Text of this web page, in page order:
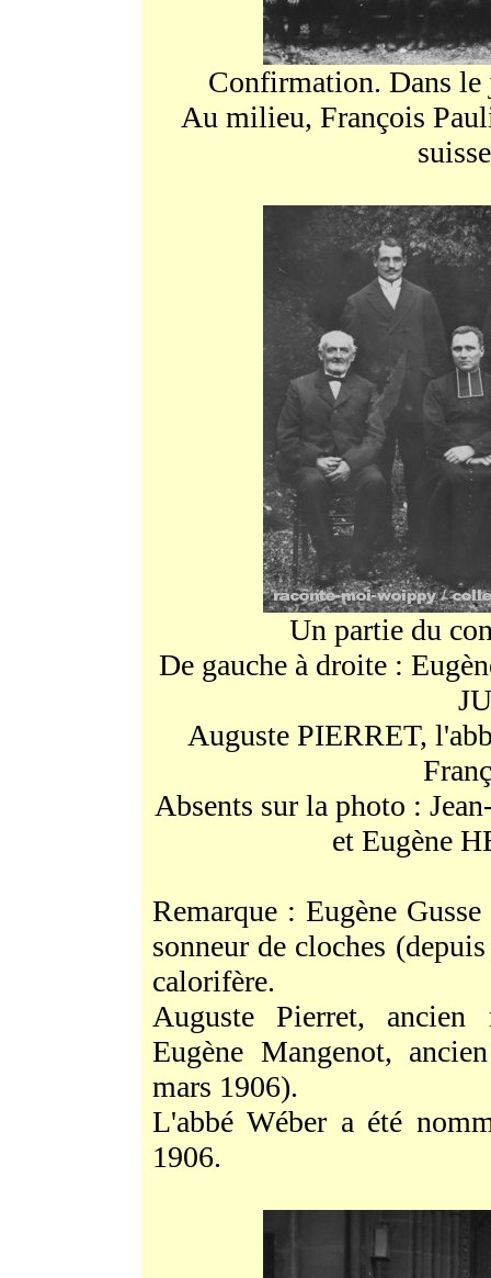
Confirmation. Dans le
Au milieu, François
Un partie du
De gauche à droite :
Auguste PIERRET,
Absents sur la photo :
et Eugène
Remarque : Eugène
sonneur de cloches
calorifère.
Auguste Pierret,
Eugène Mangenot,
mars 1906).
L'abbé Wéber a été
1906.